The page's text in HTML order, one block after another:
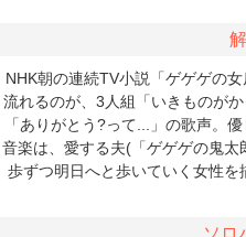
NHK朝の連続TV小説「ゲゲゲの
流れるのが、3人組「いきものが
「ありがとう?って...」の歌声。
音楽は、愛する夫(「ゲゲゲの鬼
歩ずつ明日へと歩いていく女性を
ソロ